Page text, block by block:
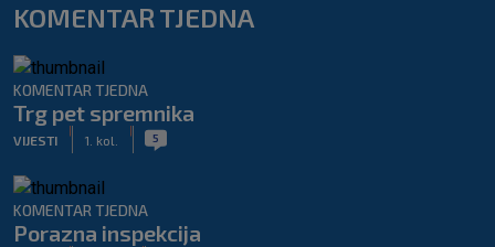
KOMENTAR TJEDNA
KOMENTAR TJEDNA
Trg pet spremnika
VIJESTI 1. kol. 5
KOMENTAR TJEDNA
Porazna inspekcija